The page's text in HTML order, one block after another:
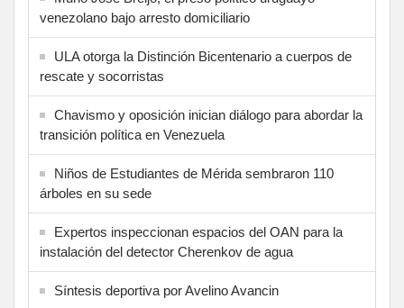
venezolano bajo arresto domiciliario
ULA otorga la Distinción Bicentenario a cuerpos de
rescate y socorristas
Chavismo y oposición inician diálogo para abordar la
transición política en Venezuela
Niños de Estudiantes de Mérida sembraron 110
árboles en su sede
Expertos inspeccionan espacios del OAN para la
instalación del detector Cherenkov de agua
Síntesis deportiva por Avelino Avancin